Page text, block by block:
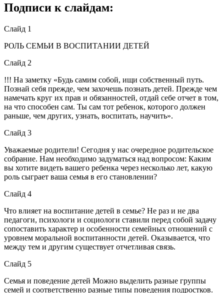
Подписи к слайдам:
Слайд 1
РОЛЬ СЕМЬИ В ВОСПИТАНИИ ДЕТЕЙ
Слайд 2
!!! На заметку «Будь самим собой, ищи собственный путь.
Познай себя прежде, чем захочешь познать детей. Прежде чем
намечать круг их прав и обязанностей, отдай себе отчет в том,
на что способен сам. Ты сам тот ребенок, которого должен
раньше, чем других, узнать, воспитать, научить».
Слайд 3
Уважаемые родители! Сегодня у нас очередное родительское
собрание. Нам необходимо задуматься над вопросом: Каким
вы хотите видеть вашего ребенка через несколько лет, какую
роль сыграет ваша семья в его становлении?
Слайд 4
Что влияет на воспитание детей в семье? Не раз и не два
педагоги, психологи и социологи ставили перед собой задачу
сопоставить характер и особенности семейных отношений с
уровнем моральной воспитанности детей. Оказывается, что
между тем и другим существует отчетливая связь.
Слайд 5
Семья и поведение детей Можно выделить разные группы
семей и соответственно разные типы поведения подростков.